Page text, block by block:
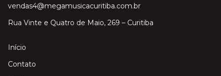
vendas4@megamusicacuritiba.com.br
Rua Vinte e Quatro de Maio, 269 – Curitiba
Início
Contato